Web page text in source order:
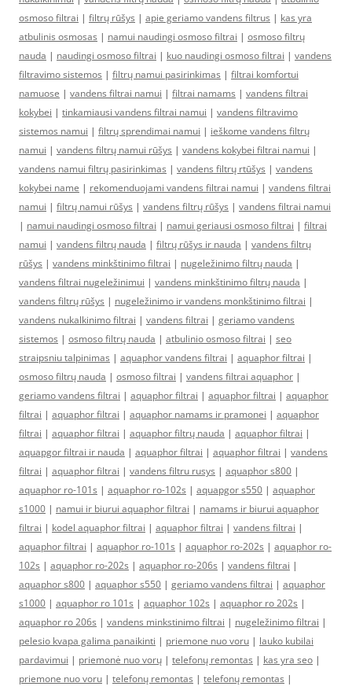
osmoso filtrai | filtrų rūšys | apie geriamo vandens filtrus | kas yra
atbulinis osmosas | namui naudingi osmoso filtrai | osmoso filtrų
nauda | naudingi osmoso filtrai | kuo naudingi osmoso filtrai | vandens
filtravimo sistemos | filtrų namui pasirinkimas | filtrai komfortui
namuose | vandens filtrai namui | filtrai namams | vandens filtrai
kokybei | tinkamiausi vandens filtrai namui | vandens filtravimo
sistemos namui | filtrų sprendimai namui | ieškome vandens filtrų
namui | vandens filtrų namui rūšys | vandens kokybei filtrai namui |
vandens namui filtrų pasirinkimas | vandens filtrų rtūšys | vandens
kokybei name | rekomenduojami vandens filtrai namui | vandens filtrai
namui | filtrų namui rūšys | vandens filtrų rūšys | vandens filtrai namui
| namui naudingi osmoso filtrai | namui geriausi osmoso filtrai | filtrai
namui | vandens filtrų nauda | filtrų rūšys ir nauda | vandens filtrų
rūšys | vandens minkštinimo filtrai | nugeležinimo filtrų nauda |
vandens filtrai nugeležinimui | vandens minkštinimo filtrų nauda |
vandens filtrų rūšys | nugeležinimo ir vandens monkštinimo filtrai |
vandens nukalkinimo filtrai | vandens filtrai | geriamo vandens
sistemos | osmoso filtrų nauda | atbulinio osmoso filtrai | seo
straipsniu talpinimas | aquaphor vandens filtrai | aquaphor filtrai |
osmoso filtrų nauda | osmoso filtrai | vandens filtrai aquaphor |
geriamo vandens filtrai | aquaphor filtrai | aquaphor filtrai | aquaphor
filtrai | aquaphor filtrai | aquaphor namams ir pramonei | aquaphor
filtrai | aquaphor filtrai | aquaphor filtrų nauda | aquaphor filtrai |
aquapgor filtrai ir nauda | aquaphor filtrai | aquaphor filtrai | vandens
filtrai | aquaphor filtrai | vandens filtru rusys | aquaphor s800 |
aquaphor ro-101s | aquaphor ro-102s | aquapgor s550 | aquaphor
s1000 | namui ir biurui aquaphor filtrai | namams ir biurui aquaphor
filtrai | kodel aquaphor filtrai | aquaphor filtrai | vandens filtrai |
aquaphor filtrai | aquaphor ro-101s | aquaphor ro-202s | aquaphor ro-
102s | aquaphor ro-202s | aquaphor ro-206s | vandens filtrai |
aquaphor s800 | aquaphor s550 | geriamo vandens filtrai | aquaphor
s1000 | aquaphor ro 101s | aquaphor 102s | aquaphor ro 202s |
aquaphor ro 206s | vandens minkstinimo filtrai | nugeležinimo filtrai |
pelesio kvapa galima panaikinti | priemone nuo voru | lauko kubilai
pardavimui | priemonė nuo vorų | telefonų remontas | kas yra seo |
priemone nuo voru | telefonų remontas | telefonų remontas |